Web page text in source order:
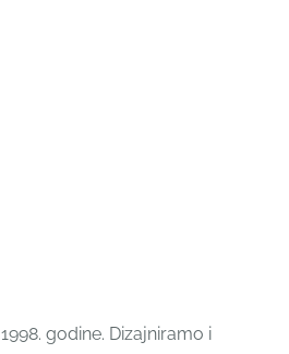
godine. Dizajniramo i